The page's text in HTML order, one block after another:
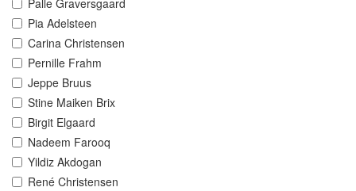
Palle Graversgaard
Pia Adelsteen
Carina Christensen
Pernille Frahm
Jeppe Bruus
Stine Maiken Brix
Birgit Elgaard
Nadeem Farooq
Yildiz Akdogan
René Christensen